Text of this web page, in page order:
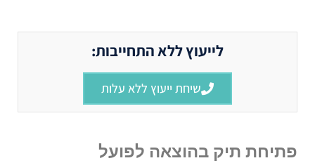
לייעוץ ללא התחייבות:
שיחת ייעוץ ללא עלות
פתיחת תיק בהוצאה לפועל